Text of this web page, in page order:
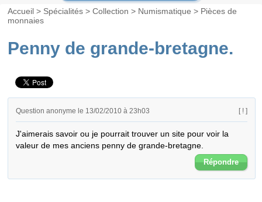
Accueil > Spécialités >Collection > Numismatique > Pièces de
monnaies
Penny de grande-bretagne.
Question anonyme le 13/02/2010 à 23h03 [ ! ]
J'aimerais savoir ou je pourrait trouver un site pour voir la
valeur de mes anciens penny de grande-bretagne.
Répondre